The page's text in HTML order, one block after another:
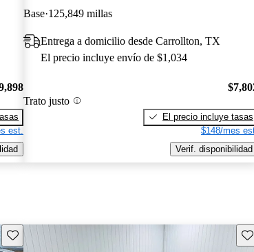
est.
Base 125,849 millas
Entrega a domicilio desde Carrollton, TX
El precio incluye envío de $1,034
Trato justo
El precio incluye tasas
$148/mes
Verif. disponibilidad
Guarda este Aviso